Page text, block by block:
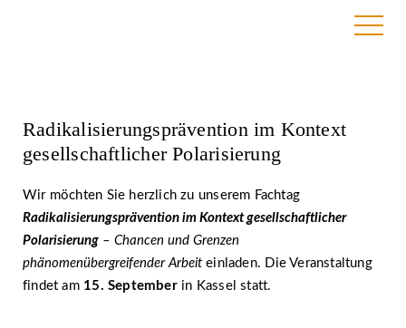
Radikalisierungsprävention im Kontext
gesellschaftlicher Polarisierung
Wir möchten Sie herzlich zu unserem Fachtag
Radikalisierungsprävention im Kontext gesellschaftlicher
Polarisierung – Chancen und Grenzen
phänomenübergreifender Arbeit einladen. Die Veranstaltung
findet am 15. Septemberin Kassel statt.